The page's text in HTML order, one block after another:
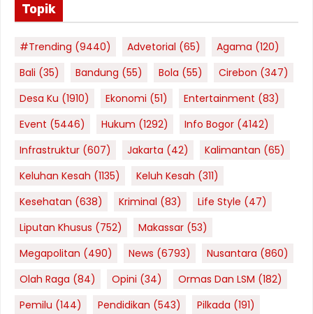
Topik
#Trending (9440) Advetorial (65) Agama (120)
Bali (35) Bandung (55) Bola (55) Cirebon (347)
Desa Ku (1910) Ekonomi (51) Entertainment (83)
Event (5446) Hukum (1292) Info Bogor (4142)
Infrastruktur (607) Jakarta (42) Kalimantan (65)
Keluhan Kesah (1135) Keluh Kesah (311)
Kesehatan (638) Kriminal (83) Life Style (47)
Liputan Khusus (752) Makassar (53)
Megapolitan (490) News (6793) Nusantara (860)
Olah Raga (84) Opini (34) Ormas Dan LSM (182)
Pemilu (144) Pendidikan (543) Pilkada (191)